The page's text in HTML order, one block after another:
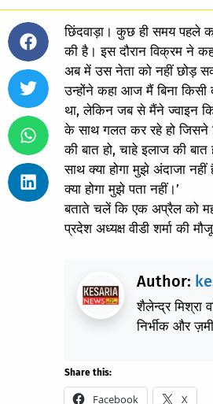
छिंदवाड़ा। कुछ ही समय पहले
की है। इस दौरान विक्रम ने
अब में उस नेता को नहीं छोड़
उन्होंने कहा आज मैं बिना किसी
था, लेकिन जब से मैंने ज्वाइन
के साथ गलत कर रहे हो जिसने
की बात हो, चाहे इलाज की
साथ क्या होगा मुझे अंदाजा
क्‍या होगा मुझे पता नहीं।’
बताते चलें कि एक अप्रैल को
प्रदेश अध्यक्ष वीडी शर्मा की
Author:
शैलेन्द्र मिश्रा
निर्भीक और
Share this:
Facebook X